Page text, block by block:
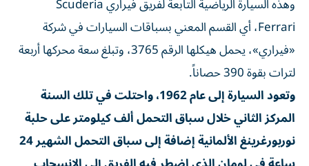
Ferrari، أي القسم المعني بسباقات السيارات في شركة
«فيراري»، يحمل هيكلها الرقم 3765، وتبلغ سعة محركها أربعة
لترات بقوة 390 حصاناً.
وتعود السيارة إلى عام 1962، واحتلت في تلك السنة
المركز الثاني خلال سباق التحمل ألف كيلومتر على حلبة
نوربورغرينغ الألمانية إضافة إلى سباق التحمل الشهير 24